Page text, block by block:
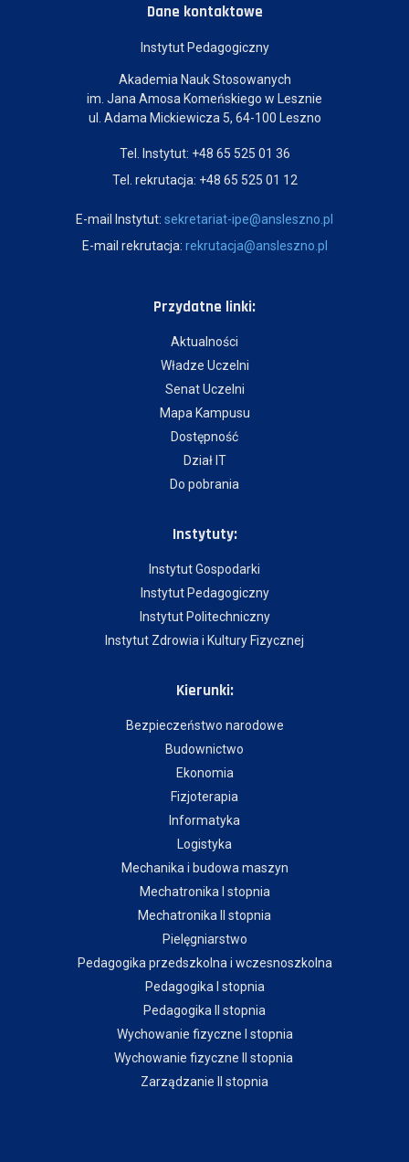
Dane kontaktowe
Instytut Pedagogiczny
Akademia Nauk Stosowanych
im. Jana Amosa Komeńskiego w Lesznie
ul. Adama Mickiewicza 5, 64-100 Leszno
Tel. Instytut: +48 65 525 01 36
Tel. rekrutacja: +48 65 525 01 12
E-mail Instytut: sekretariat-ipe@ansleszno.pl
E-mail rekrutacja: rekrutacja@ansleszno.pl
Przydatne linki:
Aktualności
Władze Uczelni
Senat Uczelni
Mapa Kampusu
Dostępność
Dział IT
Do pobrania
Instytuty:
Instytut Gospodarki
Instytut Pedagogiczny
Instytut Politechniczny
Instytut Zdrowia i Kultury Fizycznej
Kierunki:
Bezpieczeństwo narodowe
Budownictwo
Ekonomia
Fizjoterapia
Informatyka
Logistyka
Mechanika i budowa maszyn
Mechatronika I stopnia
Mechatronika II stopnia
Pielęgniarstwo
Pedagogika przedszkolna i wczesnoszkolna
Pedagogika I stopnia
Pedagogika II stopnia
Wychowanie fizyczne I stopnia
Wychowanie fizyczne II stopnia
Zarządzanie II stopnia